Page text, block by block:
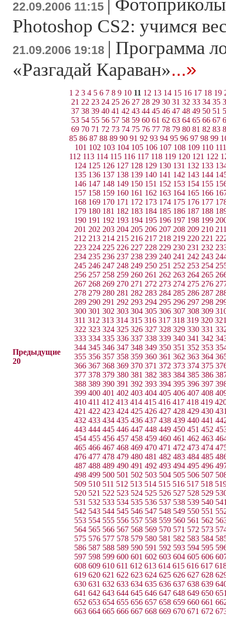
22.09.2006 11:15
Photoshop CS2: учимся
21.09.2006 19:18 | Программа
«Разгадай Караван»...»
Предыдущие
20
1 2 3 4 5 6 7 8 9 10 11 12 13 14 15 16 17 18 19
21 22 23 24 25 26 27 28 29 30 31 32 33 34 35
37 38 39 40 41 42 43 44 45 46 47 48 49 50 51
53 54 55 56 57 58 59 60 61 62 63 64 65 66 67
69 70 71 72 73 74 75 76 77 78 79 80 81 82 83
85 86 87 88 89 90 91 92 93 94 95 96 97 98 99
101 102 103 104 105 106 107 108 109 110 111
112 113 114 115 116 117 118 119 120 121 122
124 125 126 127 128 129 130 131 132 133
135 136 137 138 139 140 141 142 143 144
146 147 148 149 150 151 152 153 154 155
157 158 159 160 161 162 163 164 165 166
168 169 170 171 172 173 174 175 176 177
179 180 181 182 183 184 185 186 187 188
190 191 192 193 194 195 196 197 198 199
201 202 203 204 205 206 207 208 209 210
212 213 214 215 216 217 218 219 220 221
223 224 225 226 227 228 229 230 231 232
234 235 236 237 238 239 240 241 242 243
245 246 247 248 249 250 251 252 253 254
256 257 258 259 260 261 262 263 264 265
267 268 269 270 271 272 273 274 275 276
278 279 280 281 282 283 284 285 286 287
289 290 291 292 293 294 295 296 297 298
300 301 302 303 304 305 306 307 308 309
311 312 313 314 315 316 317 318 319 320
322 323 324 325 326 327 328 329 330 331
333 334 335 336 337 338 339 340 341 342
344 345 346 347 348 349 350 351 352 353
355 356 357 358 359 360 361 362 363 364
366 367 368 369 370 371 372 373 374 375
377 378 379 380 381 382 383 384 385 386
388 389 390 391 392 393 394 395 396 397
399 400 401 402 403 404 405 406 407 408
410 411 412 413 414 415 416 417 418 419
421 422 423 424 425 426 427 428 429 430
432 433 434 435 436 437 438 439 440 441
443 444 445 446 447 448 449 450 451 452
454 455 456 457 458 459 460 461 462 463
465 466 467 468 469 470 471 472 473 474
476 477 478 479 480 481 482 483 484 485
487 488 489 490 491 492 493 494 495 496
498 499 500 501 502 503 504 505 506 507
509 510 511 512 513 514 515 516 517 518
520 521 522 523 524 525 526 527 528 529
531 532 533 534 535 536 537 538 539 540
542 543 544 545 546 547 548 549 550 551
553 554 555 556 557 558 559 560 561 562
564 565 566 567 568 569 570 571 572 573
575 576 577 578 579 580 581 582 583 584
586 587 588 589 590 591 592 593 594 595
597 598 599 600 601 602 603 604 605 606
608 609 610 611 612 613 614 615 616 617
619 620 621 622 623 624 625 626 627 628
630 631 632 633 634 635 636 637 638 639
641 642 643 644 645 646 647 648 649 650
652 653 654 655 656 657 658 659 660 661
663 664 665 666 667 668 669 670 671 672